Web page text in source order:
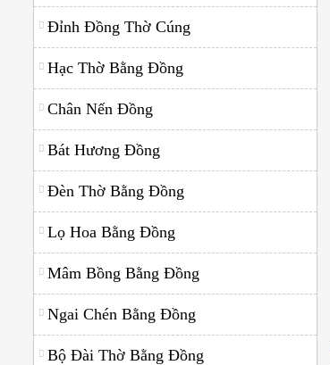
Đèn Thờ Bằng Đồng
Lọ Hoa Bằng Đồng
Ống Hương Bằng Đồng
Bộ Đài Thờ Bằng Đồng
Hoành Phi Câu Đối Bằng Đồng
Lư hương đồng
Chuông Đồng
Đỉnh Đồng Thờ Cúng
Hạc Thờ Bằng Đồng
Chân Nến Đồng
Bát Hương Đồng
Đèn Thờ Bằng Đồng
Lọ Hoa Bằng Đồng
Mâm Bồng Bằng Đồng
Ngai Chén Bằng Đồng
Bộ Đài Thờ Bằng Đồng